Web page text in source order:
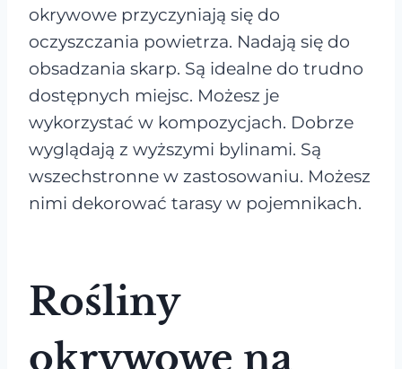
okrywowe przyczyniają się do
oczyszczania powietrza. Nadają się do
obsadzania skarp. Są idealne do trudno
dostępnych miejsc. Możesz je
wykorzystać w kompozycjach. Dobrze
wyglądają z wyższymi bylinami. Są
wszechstronne w zastosowaniu. Możesz
nimi dekorować tarasy w pojemnikach.
Rośliny
okrywowe na